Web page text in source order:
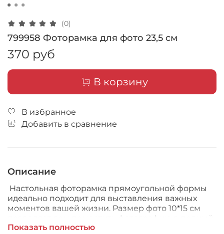
(0)
799958 Фоторамка для фото 23,5 см
370 руб
В корзину
В избранное
Добавить в сравнение
Описание
Настольная фоторамка прямоугольной формы
идеально подходит для выставления важных
моментов вашей жизни. Размер фото 10*15 см
позволяет вам поместить фотографию в полный
рост или в крупном масштабе, чтобы в полной
Показать полностью